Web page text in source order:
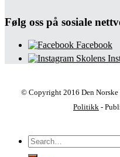
Følg oss på sosiale
Facebook
Skolens
© Copyright 2016 Den Norske
Politikk -